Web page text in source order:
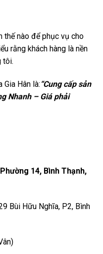
thế nào để phục vụ cho
rằng khách hàng là nền
tôi.
Hân là: “Cung cấp sản
Nhanh – Giá phải
14, Bình Thạnh,
Bùi Hữu Nghĩa, P2, Bình